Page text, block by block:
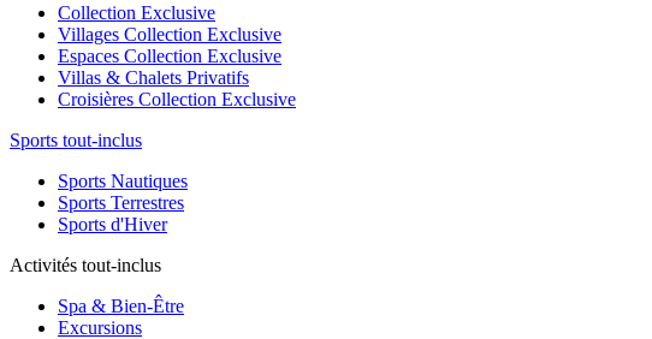
Collection Exclusive
Villages Collection Exclusive
Espaces Collection Exclusive
Villas & Chalets Privatifs
Croisières Collection Exclusive
Sports tout-inclus
Sports Nautiques
Sports Terrestres
Sports d'Hiver
Activités tout-inclus
Spa & Bien-Être
Excursions